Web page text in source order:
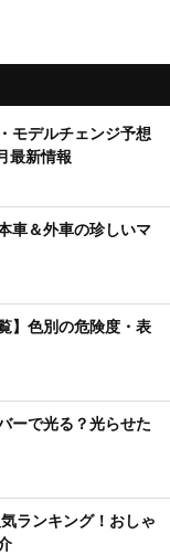
モデルチェンジ予想
最新情報
車＆外車の珍しいマ
】色別の危険度・表
ーで光る？光らせた
ランキング！おしゃ